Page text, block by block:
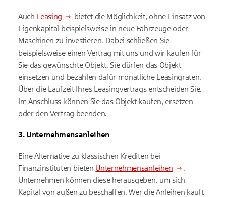
Auch Leasing
bietet die Möglichkeit, ohne Einsatz von
Eigenkapital beispielsweise in neue Fahrzeuge oder
Maschinen zu investieren. Dabei schließen Sie
beispielsweise einen Vertrag mit uns und wir kaufen für
Sie das gewünschte Objekt. Sie dürfen das Objekt
einsetzen und bezahlen dafür monatliche Leasingraten.
Über die Laufzeit Ihres Leasingvertrags entscheiden Sie.
Im Anschluss können Sie das Objekt kaufen, ersetzen
oder den Vertrag beenden.
3. Unternehmensanleihen
Eine Alternative zu klassischen Krediten bei
Finanzinstituten bieten Unternehmensanleihen
.
Unternehmen können diese herausgeben, um sich
Kapital von außen zu beschaffen. Wer die Anleihen kauft